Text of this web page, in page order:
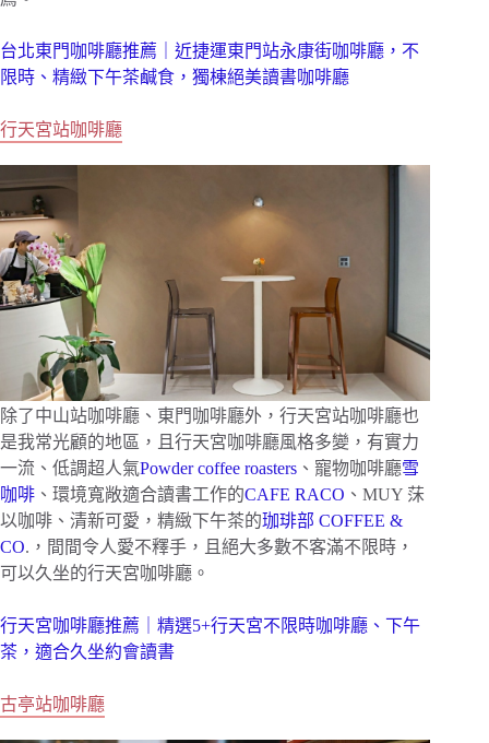
台北東門咖啡廳推薦｜近捷運東門站永康街咖啡廳，不
限時、精緻下午茶鹹食，獨棟絕美讀書咖啡廳
行天宮站咖啡廳
除了中山站咖啡廳、東門咖啡廳外，行天宮站咖啡廳也
是我常光顧的地區，且行天宮咖啡廳風格多變，有實力
一流、低調超人氣Powder coffee roasters 、寵物咖啡廳雪
咖啡 、環境寬敞適合讀書工作的CAFE RACO 、MUY 莯
以咖啡、清新可愛，精緻下午茶的珈琲部 COFFEE &
CO.，間間令人愛不釋手，且絕大多數不客滿不限時，
可以久坐的行天宮咖啡廳。
行天宮咖啡廳推薦｜精選5+行天宮不限時咖啡廳、下午
茶，適合久坐約會讀書
古亭站咖啡廳